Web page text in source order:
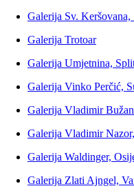
Galerija Sv. Keršovana,
Galerija Trotoar
Galerija Umjetnina,
Galerija Vinko Perčić,
Galerija Vladimir
Galerija Vladimir
Galerija Waldinger,
Galerija Zlati Ajngel,